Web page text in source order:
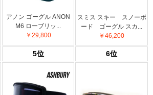
アノン ゴーグル ANON
M6 ローブリッ...
￥29,800
スミス スキー スノーボ
ード ゴーグル スカ...
￥46,200
5位 6位